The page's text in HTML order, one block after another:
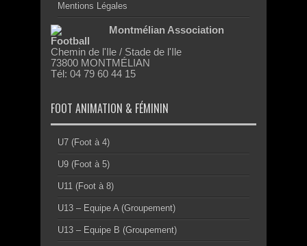
Mentions Légales
Montmélian Association
Football
Chemin de l'Ile / Stade de l'Ile
73800 MONTMÉLIAN
Tél: 04 79 60 44 15
FOOT ANIMATION & FÉMININ
U7 (Foot à 4)
U9 (Foot à 5)
U11 (Foot à 8)
U13 – Equipe A (Groupement)
U13 – Equipe B (Groupement)